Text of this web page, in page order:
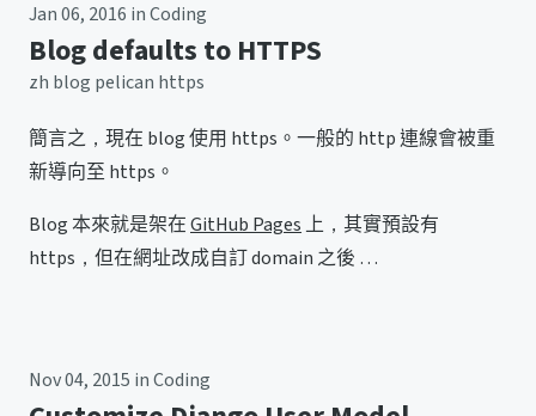
Jan 06, 2016 inCoding
Blog defaults to HTTPS
zh blog pelican https
簡言之，現在 blog 使用 https。一般的 http 連線會被重
新導向至 https。
Blog 本來就是架在GitHub Pages上，其實預設有
https，但在網址改成自訂 domain 之後 …
Nov 04, 2015 inCoding